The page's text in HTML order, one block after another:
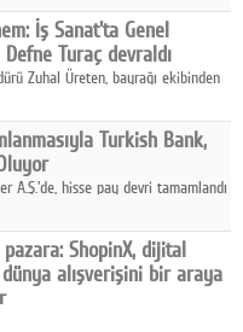
İş Sanat'ta Genel
Turaç devraldı
Zuhal Üreten, bayrağı ekibinden
Turkish Bank,
A.Ş.'de, hisse pay devri tamamlandı
“Freedom Bank A.Ş.” olmasına
ShopinX, dijital
alışverişini bir araya